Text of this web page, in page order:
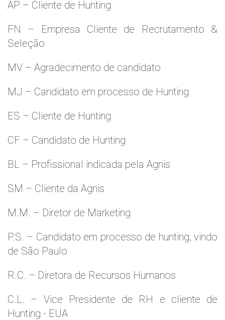
AP – Cliente de Hunting
FN – Empresa Cliente de Recrutamento &
Seleção
MV – Agradecimento de candidato
MJ – Candidato em processo de Hunting
ES – Cliente de Hunting
CF – Candidato de Hunting
BL – Profissional indicada pela Agnis
SM – Cliente da Agnis
M.M. – Diretor de Marketing
P.S. – Candidato em processo de hunting, vindo
de São Paulo
R.C. – Diretora de Recursos Humanos
C.L. – Vice Presidente de RH e cliente de
Hunting - EUA